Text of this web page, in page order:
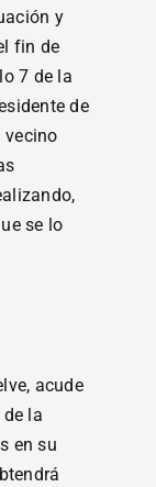
y
fin de
7 de la
de
vecino
se lo
acude
la
en su